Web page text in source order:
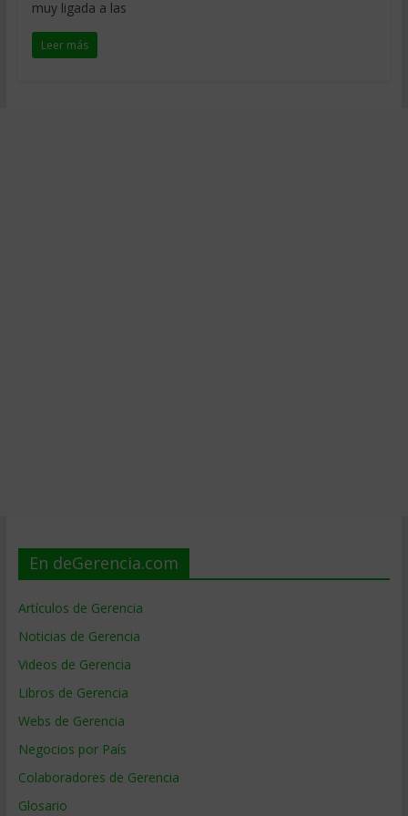
muy ligada a las
Leer más
En deGerencia.com
Artículos de Gerencia
Noticias de Gerencia
Videos de Gerencia
Libros de Gerencia
Webs de Gerencia
Negocios por País
Colaboradores de Gerencia
Glosario